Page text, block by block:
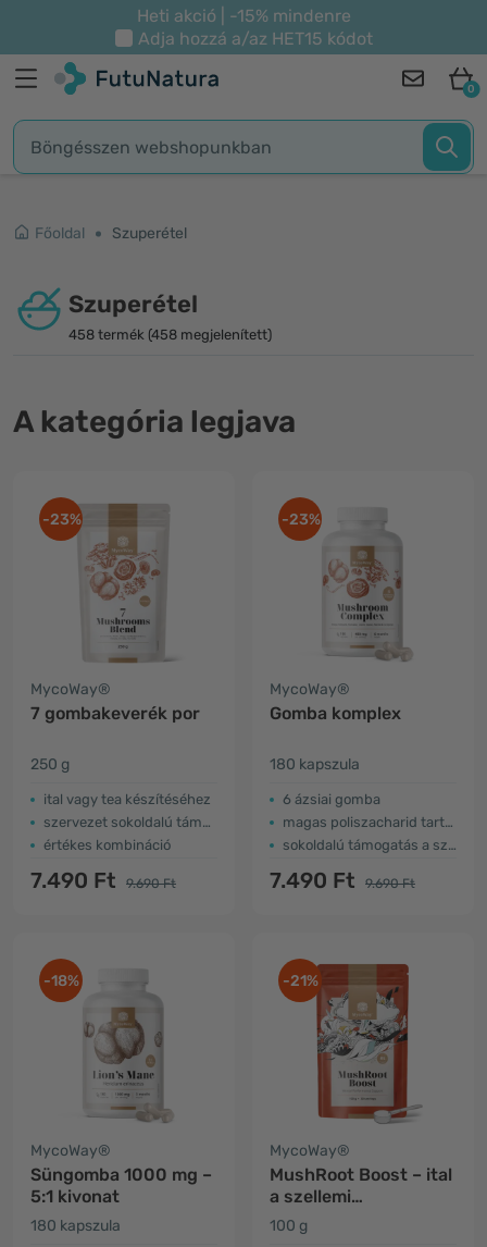
Heti akció | -15% mindenre
Adja hozzá a/az HET15 kódot
0
Főoldal Szuperétel
Szuperétel
458 termék (458 megjelenített)
A kategória legjava
-23%
MycoWay®
7 gombakeverék por
250 g
ital vagy tea készítéséhez
szervezet sokoldalú támogatása
értékes kombináció
7.490 Ft 9.690 Ft
-23%
MycoWay®
Gomba komplex
180 kapszula
6 ázsiai gomba
magas poliszacharid tartalom
sokoldalú támogatás a szervezetnek
7.490 Ft 9.690 Ft
-18%
MycoWay®
Süngomba 1000 mg –
5:1 kivonat
180 kapszula
-21%
MycoWay®
MushRoot Boost – ital
a szellemi
teljesítményhez
100 g